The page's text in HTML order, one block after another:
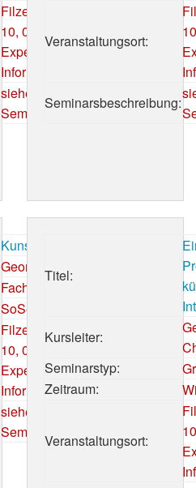
Filzengraben 8 -
10, 0.2
Experimentelle
Informatik
siehe
Seminarswikiseite
Veranstaltungsort:
Seminarsbeschreibung:
Kunst & KI
Georg Trogemann
Fachseminar
SoSe 2018/19
Filzengraben 8 -
10, 0.2
Experimentelle
Informatik
siehe
Seminarswikiseite
Titel:
Kursleiter:
Seminarstyp:
Zeitraum:
Veranstaltungsort: